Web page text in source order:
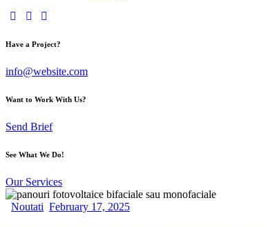
Have a Project?
info@website.com
Want to Work With Us?
Send Brief
See What We Do!
Our Services
Noutati February 17, 2025